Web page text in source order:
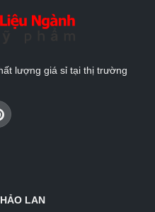
lượng giá sỉ tại thị trường
LAN